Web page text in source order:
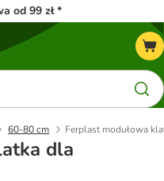
od 99 zł *
60-80 cm Ferplast modułowa
dla